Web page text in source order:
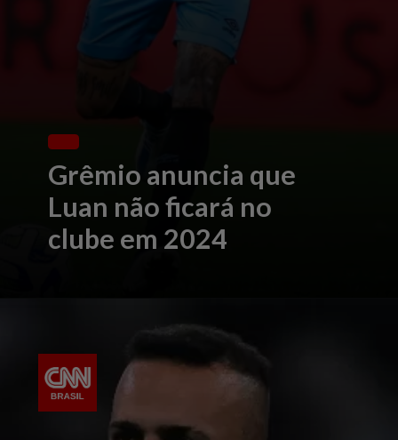
Grêmio anuncia que
Luan não ficará no
clube em 2024